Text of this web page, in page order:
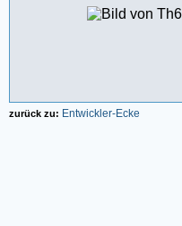
zurück zu: Entwickler-Ecke